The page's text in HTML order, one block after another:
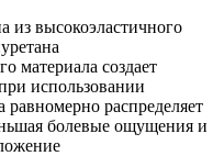
из высокоэластичного
материала создает
использовании
распределяет
болевые ощущения и